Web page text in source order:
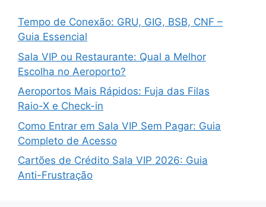
Tempo de Conexão: GRU, GIG, BSB, CNF –
Guia Essencial
Sala VIP ou Restaurante: Qual a Melhor
Escolha no Aeroporto?
Aeroportos Mais Rápidos: Fuja das Filas
Raio-X e Check-in
Como Entrar em Sala VIP Sem Pagar: Guia
Completo de Acesso
Cartões de Crédito Sala VIP 2026: Guia
Anti-Frustração